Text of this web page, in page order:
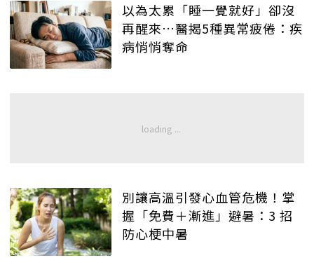
以為太累「睡一覺就好」卻沒
再醒來…醫揭5種異常疲倦：疾
病悄悄奪命
別讓高溫引發心血管危機！掌
握「免費＋漸進」避暑：3 招
防心梗中暑